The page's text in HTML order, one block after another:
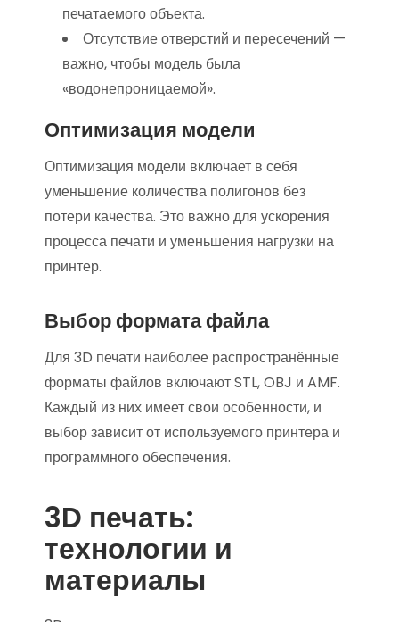
печатаемого объекта.
Отсутствие отверстий и пересечений —
важно, чтобы модель была
«водонепроницаемой».
Оптимизация модели
Оптимизация модели включает в себя
уменьшение количества полигонов без
потери качества. Это важно для ускорения
процесса печати и уменьшения нагрузки на
принтер.
Выбор формата файла
Для 3D печати наиболее распространённые
форматы файлов включают STL, OBJ и AMF.
Каждый из них имеет свои особенности, и
выбор зависит от используемого принтера и
программного обеспечения.
3D печать:
технологии и
материалы